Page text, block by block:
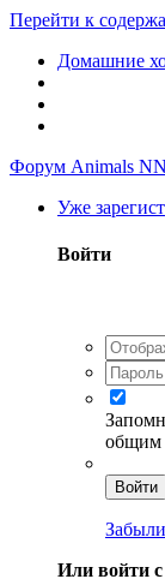
Перейти к
Домашние
Форум Animals NN
Уже
Войти
общим
Войти
Или войти